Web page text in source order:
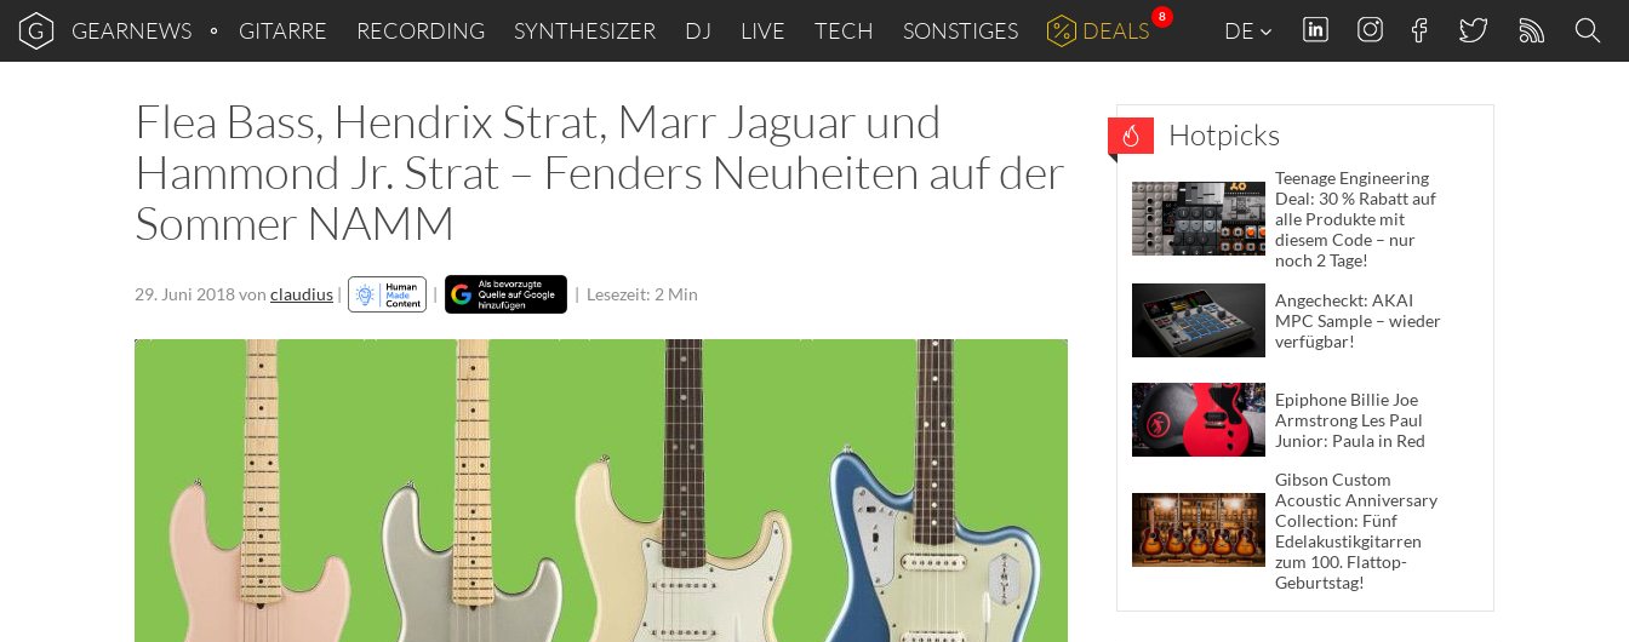
GEARNEWS GITARRE RECORDING SYNTHESIZER DJ LIVE TECH SONSTIGES DEALS
8
DE
Flea Bass, Hendrix Strat, Marr Jaguar und
Hammond Jr. Strat – Fenders Neuheiten auf der
Sommer NAMM
29. Juni 2018von claudius | | | Lesezeit: 2 Min
Hotpicks
Teenage Engineering
Deal: 30 % Rabatt auf
alle Produkte mit
diesem Code – nur
noch 2 Tage!
Angecheckt: AKAI
MPC Sample – wieder
verfügbar!
Epiphone Billie Joe
Armstrong Les Paul
Junior: Paula in Red
Gibson Custom
Acoustic Anniversary
Collection: Fünf
Edelakustikgitarren
zum 100. Flattop-
Geburtstag!